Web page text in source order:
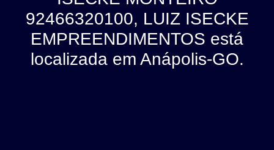
92466320100, LUIZ ISECKE
EMPREENDIMENTOS está
localizada em Anápolis-GO.